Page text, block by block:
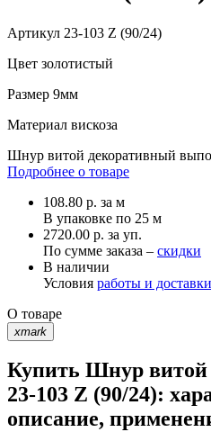
Артикул 23-103 Z (90/24)
Цвет золотистый
Размер 9мм
Материал вискоза
Шнур витой декоративный
Подробнее о товаре
108.80 р. за м
В упаковке по 25 м
2720.00 р. за уп.
По сумме заказа – скидки
В наличии
Условия работы и доставки
О товаре
xmark
Купить Шнур витой
23-103 Z (90/24):
описание,